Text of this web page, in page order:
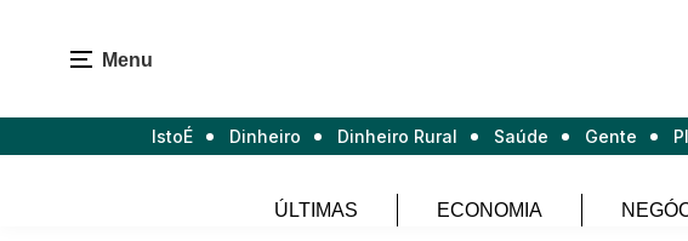
Menu
IstoÉ Dinheiro Dinheiro Rural Saúde Gente
ÚLTIMAS ECONOMIA